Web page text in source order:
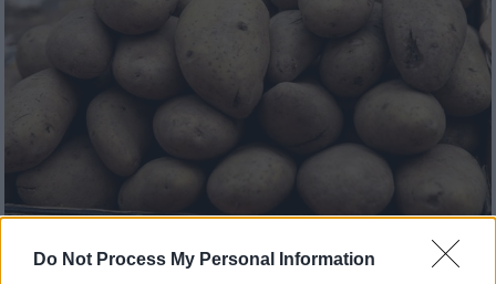
Do Not Process My Personal Information
Οικονομία |16.03.2024 12:09